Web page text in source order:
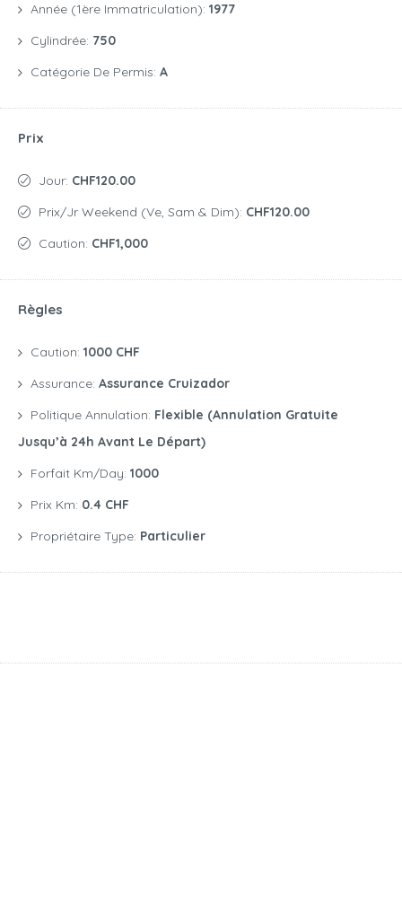
Année (1ère Immatriculation): 1977
Cylindrée: 750
Catégorie De Permis: A
Prix
Jour: CHF120.00
Prix/jr Weekend (Ve, Sam & Dim): CHF120.00
Caution: CHF1,000
Règles
Caution: 1000 CHF
Assurance: Assurance Cruizador
Politique Annulation: Flexible (annulation Gratuite
Jusqu’à 24h Avant Le Départ)
Forfait Km/day: 1000
Prix Km: 0.4 CHF
Propriétaire Type: Particulier